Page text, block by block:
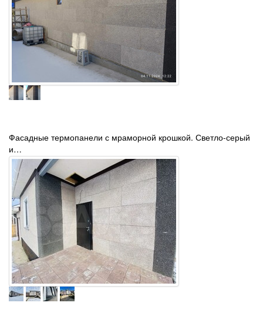
Фасадные термопанели с мраморной крошкой. Светло-серый
и…